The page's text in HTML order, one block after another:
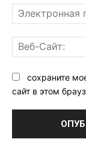
сохраните
сайт в этом